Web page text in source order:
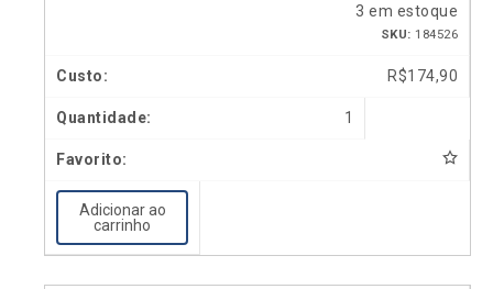
3 em estoque
SKU: 184526
R$174,90
1
Adicionar ao
carrinho